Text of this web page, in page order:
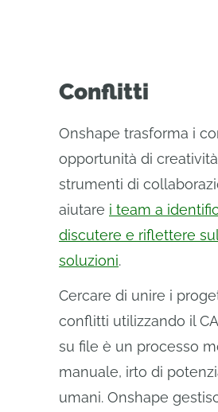
Conflitti
Onshape trasforma i
opportunità di
strumenti di
aiutare i team a
discutere e riflettere
soluzioni.
Cercare di unire i
conflitti utilizzando il
su file è un processo
manuale, irto di
umani. Onshape